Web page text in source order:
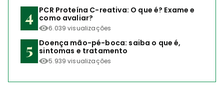
PCR Proteína C-reativa: O que é? Exame e
como avaliar?
6.039 visualizações
Doença mão-pé-boca: saiba o que é,
sintomas e tratamento
5.939 visualizações